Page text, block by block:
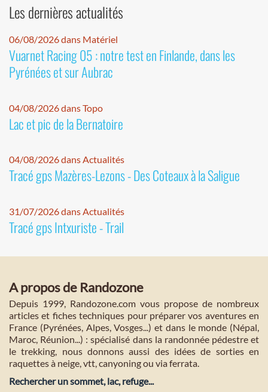
Les dernières actualités
06/08/2026 dans Matériel
Vuarnet Racing 05 : notre test en Finlande, dans les
Pyrénées et sur Aubrac
04/08/2026 dans Topo
Lac et pic de la Bernatoire
04/08/2026 dans Actualités
Tracé gps Mazères-Lezons - Des Coteaux à la Saligue
31/07/2026 dans Actualités
Tracé gps Intxuriste - Trail
A propos de Randozone
Depuis 1999, Randozone.com vous propose de nombreux
articles et fiches techniques pour préparer vos aventures en
France (Pyrénées, Alpes, Vosges...) et dans le monde (Népal,
Maroc, Réunion...) : spécialisé dans la randonnée pédestre et
le trekking, nous donnons aussi des idées de sorties en
raquettes à neige, vtt, canyoning ou via ferrata.
Rechercher un sommet, lac, refuge...